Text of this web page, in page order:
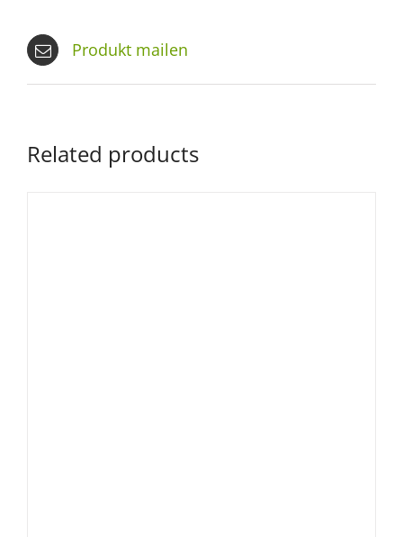
Produkt mailen
Related products